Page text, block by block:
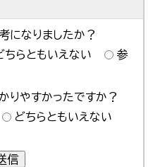
になりましたか？
ちらともいえない
参
りやすかったですか？
どちらともいえない
信